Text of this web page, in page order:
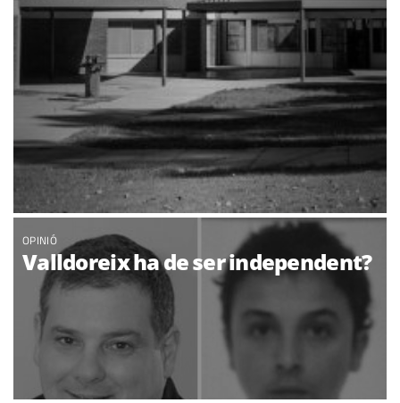
OPINIÓ
Valldoreix ha de ser independent?